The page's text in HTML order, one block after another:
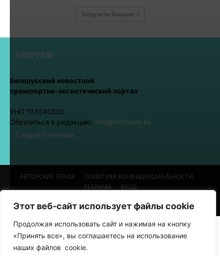
Этот веб-сайт использует файлы cookie
Продолжая использовать сайт и нажимая на кнопку
«Принять все», вы соглашаетесь на использование
наших файлов cookie.
Загрузить больше
О ПОРТАЛЕ
Белорусский новостной
транспортно-логистический портал
УНП 193040800
Обратиться в редакцию: info@infotrans.bу
Следуйте за нами
АВТОРСКИЕ ПРАВА
ПОЛИТИКА КОНФИДЕНЦИАЛЬНОСТИ
РЕКЛАМА
ВХОД
© Разработка сайтовФабрика брендов